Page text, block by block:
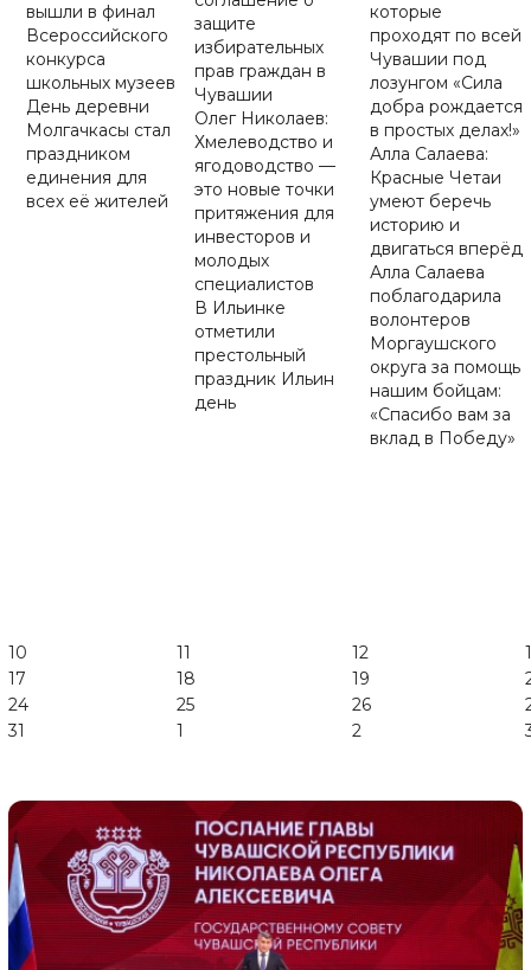
вышли в финал
Всероссийского
конкурса
школьных музеев
День деревни
Молгачкасы стал
праздником
единения для
всех её жителей
защите
избирательных
прав граждан в
Чувашии
Олег Николаев:
Хмелеводство и
ягодоводство —
это новые точки
притяжения для
инвесторов и
молодых
специалистов
В Ильинке
отметили
престольный
праздник Ильин
день
которые
проходят по всей
Чувашии под
лозунгом «Сила
добра рождается
в простых делах!»
Алла Салаева:
Красные Четаи
умеют беречь
историю и
двигаться вперёд
Алла Салаева
поблагодарила
волонтеров
Моргаушского
округа за помощь
нашим бойцам:
«Спасибо вам за
вклад в Победу»
10 11 12
17
18 19
24
25 26
31
1 2